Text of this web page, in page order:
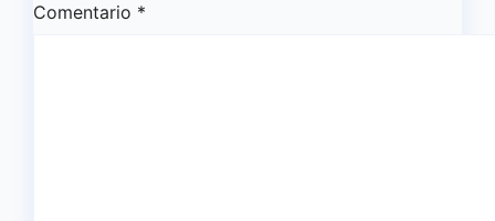
Comentario *